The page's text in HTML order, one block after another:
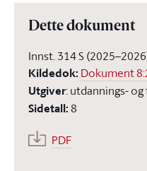
Dette dokument
Innst. 314 S
Kildedok: Dokument
Utgiver:utdannings-
Sidetall:8
PDF